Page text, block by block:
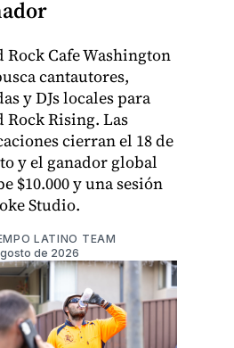
Rock Cafe Washington
cantautores,
y DJs locales para
Rock Rising. Las
cierran el 18 de
y el ganador global
$10.000 y una sesión
Studio.
LATINO TEAM
de 2026